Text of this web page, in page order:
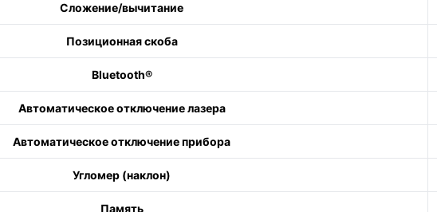
Сложение/вычитание
Позиционная скоба
Bluetooth®
Автоматическое отключение лазера
Автоматическое отключение прибора
Угломер (наклон)
Память